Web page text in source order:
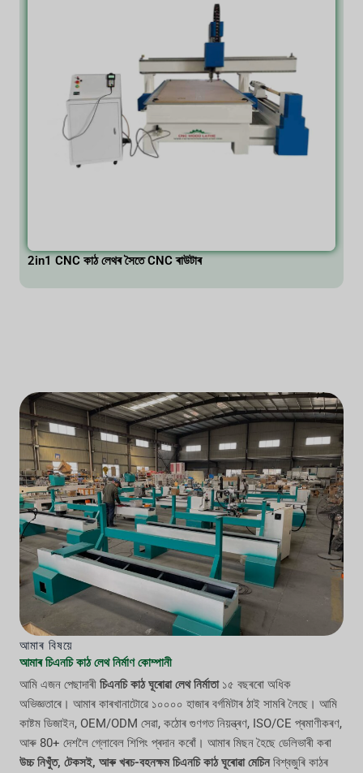
2in1 CNC কাঠ লেথৰ সৈতে CNC ৰাউটাৰ
আমাৰ বিষয়ে
আমাৰ চিএনচি কাঠ লেথ নিৰ্মাণ কোম্পানী
আমি এজন পেছাদাৰী চিএনচি কাঠ ঘূৰোৱা লেথ নিৰ্মাতা১৫ বছৰৰো অধিক
অভিজ্ঞতাৰে। আমাৰ কাৰখানাটোৱে ১০০০০ হাজাৰ বৰ্গমিটাৰ ঠাই সামৰি লৈছে। আমি
কাষ্টম ডিজাইন, OEM/ODM সেৱা, কঠোৰ গুণগত নিয়ন্ত্ৰণ, ISO/CE প্ৰমাণীকৰণ,
আৰু 80+ দেশলৈ গ্লোবেল শিপিং প্ৰদান কৰোঁ। আমাৰ মিছন হৈছে ডেলিভাৰী কৰা
উচ্চ নিখুঁত, টেকসই, আৰু খৰচ-বহনক্ষম চিএনচি কাঠ ঘূৰোৱা মেচিনবিশ্বজুৰি কাঠৰ